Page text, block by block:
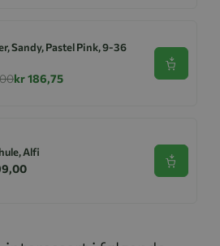
Sandy, Pastel Pink, 9-36
kr 186,75
Se
Alfi
Se